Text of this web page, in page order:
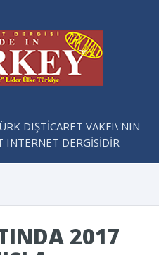
DIŞTİCARET VAKFI\'NIN
INTERNET DERGİSİDİR
2017